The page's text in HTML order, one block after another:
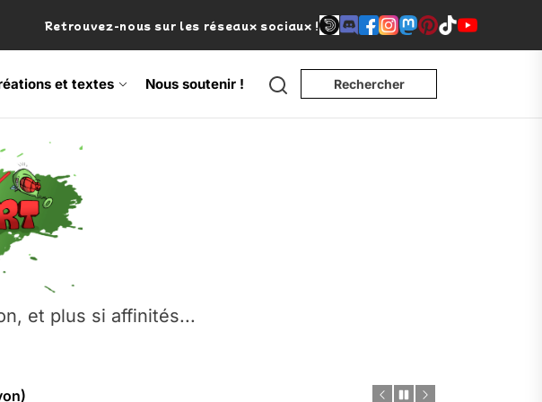
Retrouvez-nous sur les réseaux sociaux !
et textes Nous soutenir ! Search Rechercher
et plus si affinités...
en-Velin)
& Pierre Lacôte
Savoie)